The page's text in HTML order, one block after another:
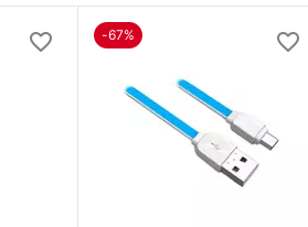
-67%